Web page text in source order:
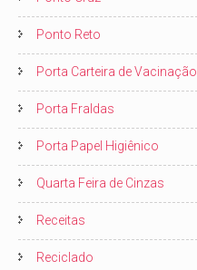
Ponto Reto
Porta Carteira de Vacinação
Porta Fraldas
Porta Papel Higiênico
Quarta Feira de Cinzas
Receitas
Reciclado